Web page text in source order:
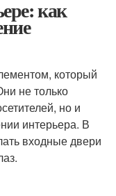
как
который
не только
но и
интерьера. В
входные двери